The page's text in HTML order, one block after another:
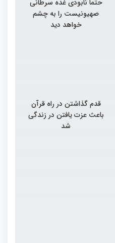
حتما نابودی غده سرطانی
صهیونیست را به چشم
خواهد دید
قدم گذاشتن در راه قرآن
باعث عزت یافتن در زندگی
شد